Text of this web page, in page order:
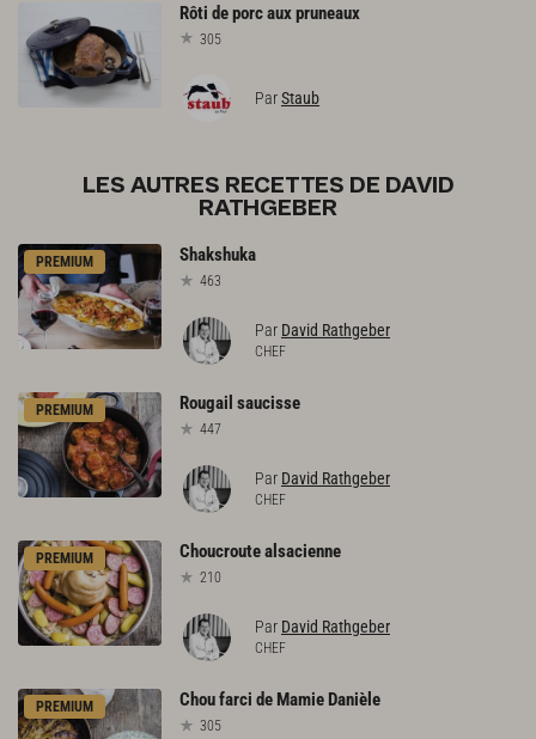
Rôti deporcauxpruneaux
305
ParStaub
LES AUTRES RECETTES DE DAVID
RATHGEBER
PREMIUM Shakshuka
463
Par David Rathgeber
CHEF
PREMIUM Rougail saucisse
447
Par David Rathgeber
CHEF
PREMIUM Choucroutealsacienne
210
Par David Rathgeber
CHEF
PREMIUM Choufarci de Mamie Danièle
305